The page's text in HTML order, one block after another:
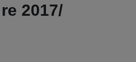
2017/